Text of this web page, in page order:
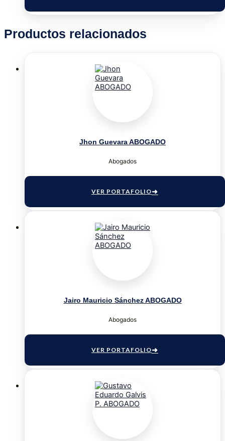
Productos relacionados
Jhon Guevara ABOGADO
Abogados
VER PORTAFOLIO
Jairo Mauricio Sánchez ABOGADO
Abogados
VER PORTAFOLIO